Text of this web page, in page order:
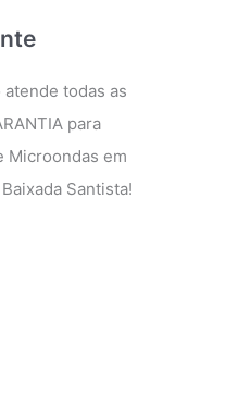
todas as
para
Microondas em
Santista!